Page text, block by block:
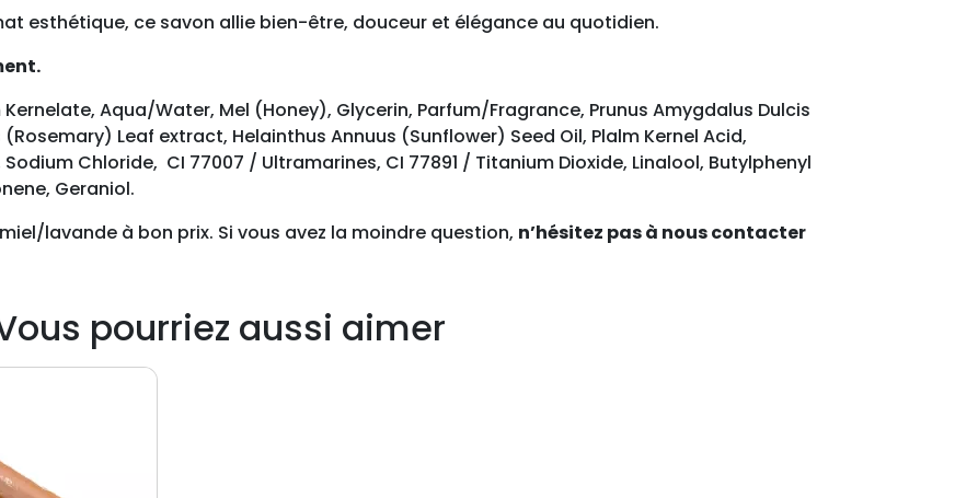
a
e
l
/
a
d
esthétique, ce savon allie bien-être, douceur et élégance au quotidien.
Aqua/Water, Mel (Honey), Glycerin, Parfum/Fragrance, Prunus Amygdalus Dulcis
Leaf extract, Helainthus Annuus (Sunflower) Seed Oil, Plalm Kernel Acid,
Chloride, CI 77007 / Ultramarines, CI 77891 / Titanium Dioxide, Linalool, Butylphenyl
Geraniol.
lavande à bon prix. Si vous avez la moindre question, n’hésitez pas à nous contacter
pourriez aussi aimer